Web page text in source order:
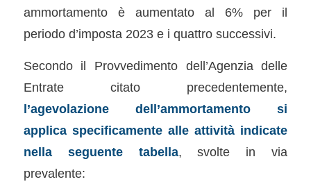
ammortamento è aumentato al 6% per il
periodo d’imposta 2023 e i quattro successivi.
Secondo il Provvedimento dell’Agenzia delle
Entrate citato precedentemente,
l’agevolazione dell’ammortamento si
applica specificamente alle attività indicate
nella seguente tabella, svolte in via
prevalente: